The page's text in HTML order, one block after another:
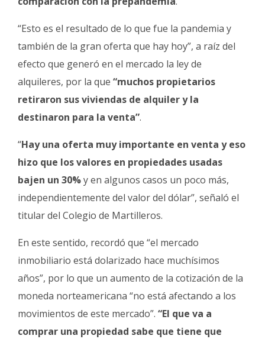
“Esto es el resultado de lo que fue la pandemia y
también de la gran oferta que hay hoy”, a raíz del
efecto que generó en el mercado la ley de
alquileres, por la que “muchos propietarios
retiraron sus viviendas de alquiler y la
destinaron para la venta”.
“Hay una oferta muy importante en venta y eso
hizo que los valores en propiedades usadas
bajen un 30%y en algunos casos un poco más,
independientemente del valor del dólar”, señaló el
titular del Colegio de Martilleros.
En este sentido, recordó que “el mercado
inmobiliario está dolarizado hace muchísimos
años”, por lo que un aumento de la cotización de la
moneda norteamericana “no está afectando a los
movimientos de este mercado”. “El que va a
comprar una propiedad sabe que tiene que